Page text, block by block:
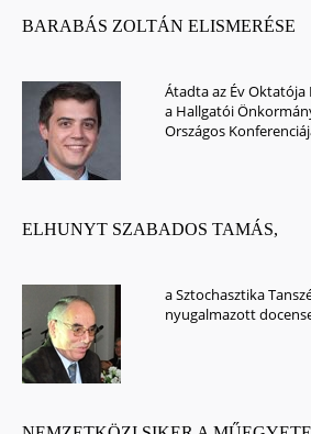
BARABÁS ZOLTÁN ELISMERÉSE
Átadta az Év Oktatója
a Hallgatói
Országos
ELHUNYT SZABADOS TAMÁS,
a Sztochasztika
nyugalmazott